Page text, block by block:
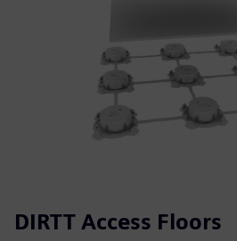
DIRTT Access Floors